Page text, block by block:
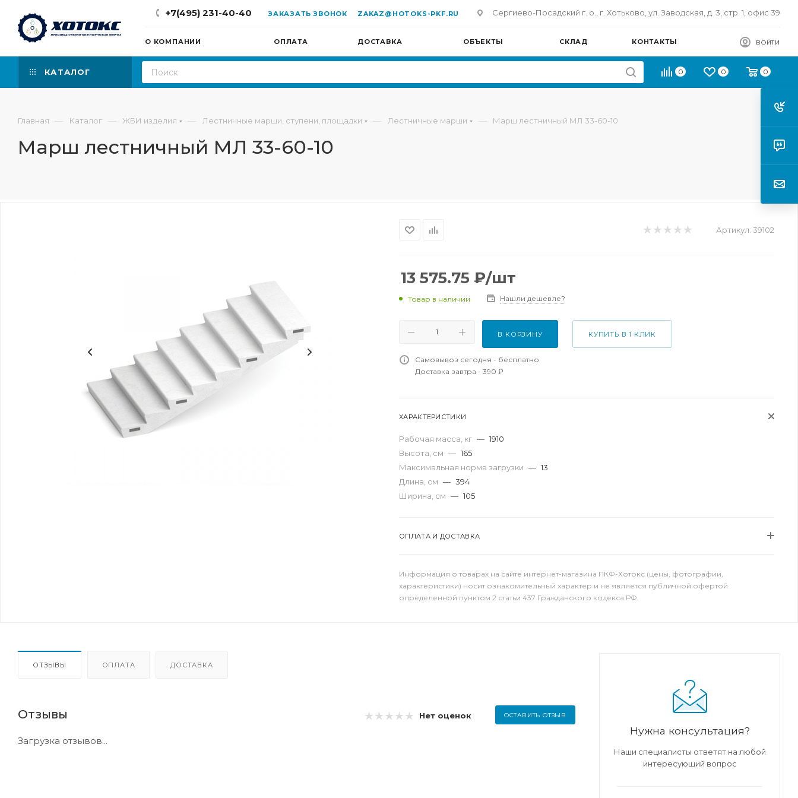
+7(495) 231-40-40 ЗАКАЗАТЬ ЗВОНОК ZAKAZ@HOTOKS-PKF.RU Сергиево-Посадский г. о., г. Хотьково, ул. Заводская, д. 3, стр. 1, офис 39
О КОМПАНИИ ОПЛАТА ДОСТАВКА ОБЪЕКТЫ СКЛАД КОНТАКТЫ ВОЙТИ
КАТАЛОГ 0 0 0
Главная — Каталог — ЖБИ изделия — Лестничные марши, ступени, площадки — Лестничные марши — Марш лестничный МЛ 33-60-10
Марш лестничный МЛ 33-60-10
Артикул: 39102
13 575.75 ₽/шт
Товар в наличии Нашли дешевле?
В КОРЗИНУ КУПИТЬ В 1 КЛИК
Самовывоз сегодня - бесплатно
Доставка завтра - 390 ₽
ХАРАКТЕРИСТИКИ
Рабочая масса, кг — 1910
Высота, см — 165
Максимальная норма загрузки — 13
Длина, см — 394
Ширина, см — 105
ОПЛАТА И ДОСТАВКА
Информация о товарах на сайте интернет-магазина ПКФ-Хотокс (цены, фотографии,
характеристики) носит ознакомительный характер и не является публичной офертой
определенной пунктом 2 статьи 437 Гражданского кодекса РФ.
ОТЗЫВЫ ОПЛАТА ДОСТАВКА
Отзывы Нет оценок ОСТАВИТЬ ОТЗЫВ
Загрузка отзывов...
Нужна консультация?
Наши специалисты ответят на любой
интересующий вопрос